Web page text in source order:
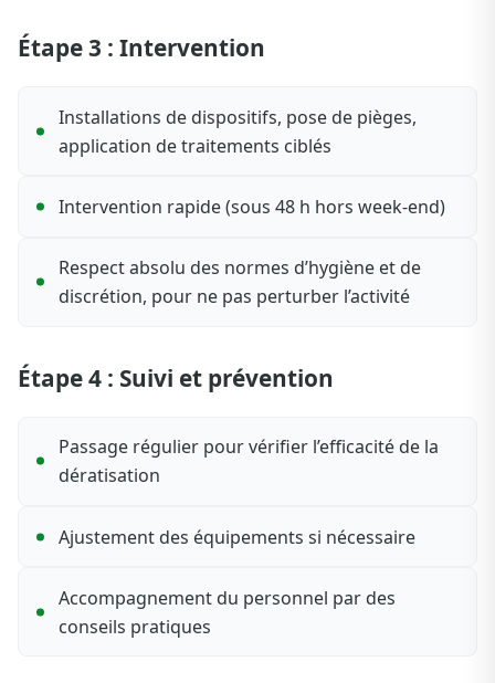
Étape 3 : Intervention
Installations de dispositifs, pose de pièges,
application de traitements ciblés
Intervention rapide (sous 48 h hors week-end)
Respect absolu des normes d’hygiène et de
discrétion, pour ne pas perturber l’activité
Étape 4 : Suivi et prévention
Passage régulier pour vérifier l’efficacité de la
dératisation
Ajustement des équipements si nécessaire
Accompagnement du personnel par des
conseils pratiques